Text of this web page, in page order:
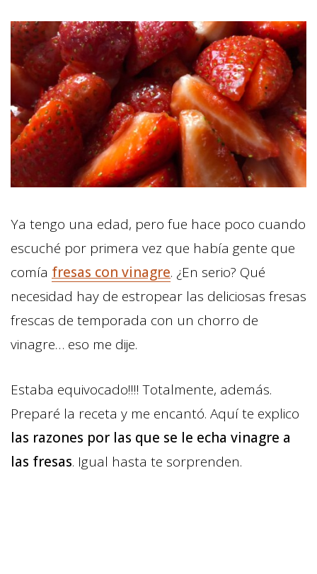
Ya tengo una edad, pero fue hace poco cuando
escuché por primera vez que había gente que
comía fresas con vinagre. ¿En serio? Qué
necesidad hay de estropear las deliciosas fresas
frescas de temporada con un chorro de
vinagre… eso me dije.
Estaba equivocado!!!! Totalmente, además.
Preparé la receta y me encantó. Aquí te explico
las razones por las que se le echa vinagre a
las fresas. Igual hasta te sorprenden.